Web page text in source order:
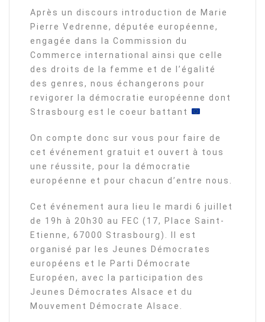
Après un discours introduction de Marie
Pierre Vedrenne, députée européenne,
engagée dans la Commission du
Commerce international ainsi que celle
des droits de la femme et de l’égalité
des genres, nous échangerons pour
revigorer la démocratie européenne dont
Strasbourg est le coeur battant
On compte donc sur vous pour faire de
cet événement gratuit et ouvert à tous
une réussite, pour la démocratie
européenne et pour chacun d’entre nous.
Cet événement aura lieu le mardi 6 juillet
de 19h à 20h30 au FEC (17, Place Saint-
Etienne, 67000 Strasbourg). Il est
organisé par les Jeunes Démocrates
européens et le Parti Démocrate
Européen, avec la participation des
Jeunes Démocrates Alsace et du
Mouvement Démocrate Alsace.